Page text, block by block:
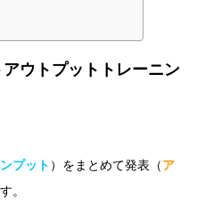
ウトプットトレーニン
プット ）をまとめて発表（ア
。